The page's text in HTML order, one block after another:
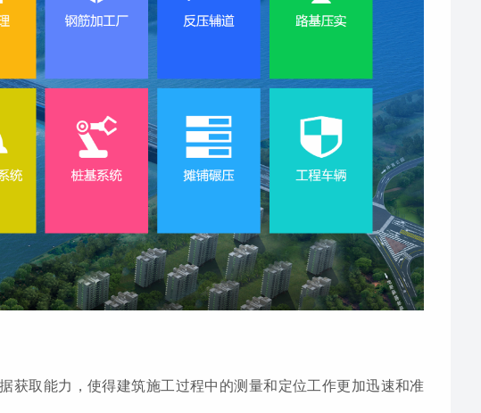
获取能力，使得建筑施工过程中的测量和定位工作更加迅速和准